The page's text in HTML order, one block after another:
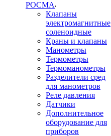
РОСМА
Клапаны
электромагнитные
соленоидные
Краны и клапаны
Манометры
Термометры
Термоманометры
Разделители сред
для манометров
Реле давления
Датчики
Дополнительное
оборудование для
приборов